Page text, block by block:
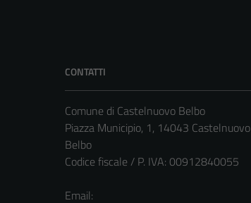
CONTATTI
Comune di Castelnuovo Belbo
Piazza Municipio, 1, 14043 Castelnuovo
Belbo
Codice fiscale / P. IVA: 00912840055
Email: